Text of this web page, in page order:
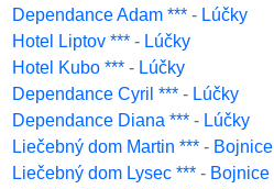
Dependance Adam *** - Lúčky
Hotel Liptov *** - Lúčky
Hotel Kubo *** - Lúčky
Dependance Cyril *** - Lúčky
Dependance Diana *** - Lúčky
Liečebný dom Martin *** - Bojnice
Liečebný dom Lysec *** - Bojnice